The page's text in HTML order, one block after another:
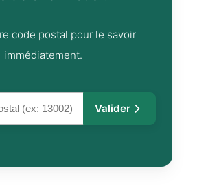
code postal pour le savoir
immédiatement.
Valider